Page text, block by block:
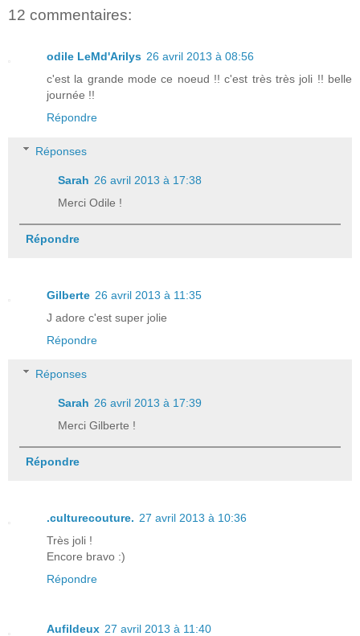
12 commentaires:
odile LeMd'Arilys 26 avril 2013 à 08:56
c'est la grande mode ce noeud !! c'est très très joli !! belle
journée !!
Répondre
Réponses
Sarah 26 avril 2013 à 17:38
Merci Odile !
Répondre
Gilberte 26 avril 2013 à 11:35
J adore c'est super jolie
Répondre
Réponses
Sarah 26 avril 2013 à 17:39
Merci Gilberte !
Répondre
.culturecouture. 27 avril 2013 à 10:36
Très joli !
Encore bravo :)
Répondre
Aufildeux 27 avril 2013 à 11:40